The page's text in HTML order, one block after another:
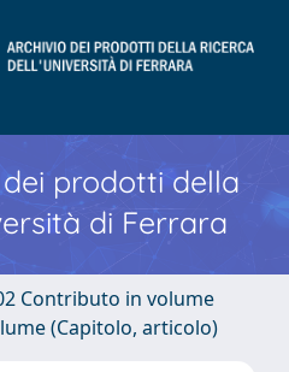
prodotti della
di Ferrara
Contributo in volume
(Capitolo, articolo)